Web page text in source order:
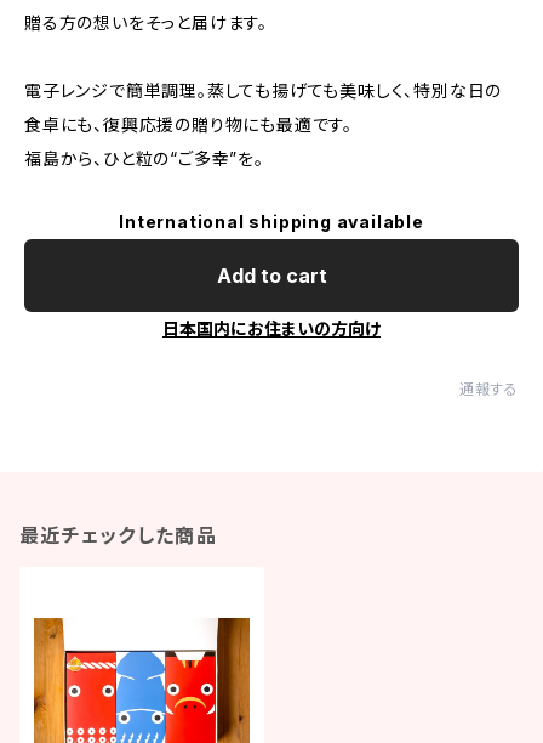
贈る方の想いをそっと届けます。
電子レンジで簡単調理。蒸しても揚げても美味しく、特別な日の
食卓にも、復興応援の贈り物にも最適です。
福島から、ひと粒の“ご多幸”を。
International shipping available
Add to cart
日本国内にお住まいの方向け
通報する
最近チェックした商品